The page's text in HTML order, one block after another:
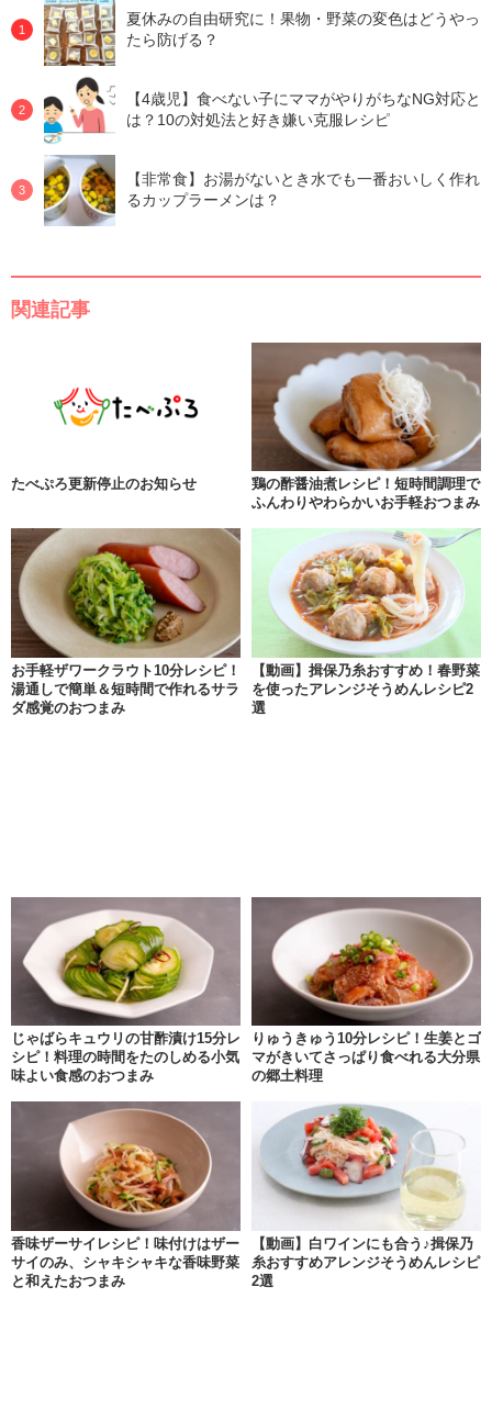
夏休みの自由研究に！果物・野菜の変色はどうやっ
たら防げる？
【4歳児】食べない子にママがやりがちなNG対応と
は？10の対処法と好き嫌い克服レシピ
【非常食】お湯がないとき水でも一番おいしく作れ
るカップラーメンは？
関連記事
たべぷろ更新停止のお知らせ
鶏の酢醤油煮レシピ！短時間調理で
ふんわりやわらかいお手軽おつまみ
お手軽ザワークラウト10分レシピ！
湯通しで簡単＆短時間で作れるサラ
ダ感覚のおつまみ
【動画】揖保乃糸おすすめ！春野菜
を使ったアレンジそうめんレシピ2
選
じゃばらキュウリの甘酢漬け15分レ
シピ！料理の時間をたのしめる小気
味よい食感のおつまみ
りゅうきゅう10分レシピ！生姜とゴ
マがきいてさっぱり食べれる大分県
の郷土料理
香味ザーサイレシピ！味付けはザー
サイのみ、シャキシャキな香味野菜
と和えたおつまみ
【動画】白ワインにも合う♪揖保乃
糸おすすめアレンジそうめんレシピ
2選